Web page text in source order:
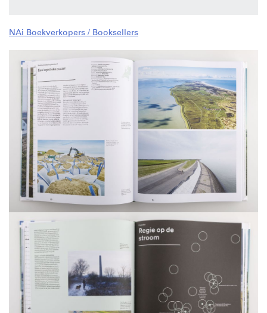
NAi Boekverkopers / Booksellers